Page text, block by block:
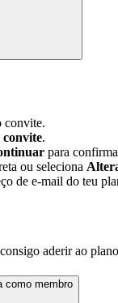
convite.
.
para
ou seleciona
de e-mail do teu
aderir ao
como membro